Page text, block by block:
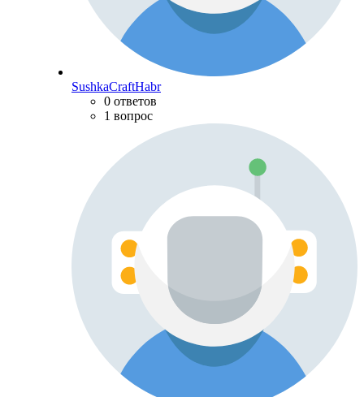
SushkaCraftHabr
0 ответов
1 вопрос